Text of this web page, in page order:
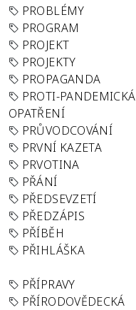
PROBLÉMY
PROGRAM
PROJEKT
PROJEKTY
PROPAGANDA
PROTI-PANDEMICKÁ
OPATŘENÍ
PRŮVODCOVÁNÍ
PRVNÍ KAZETA
PRVOTINA
PŘÁNÍ
PŘEDSEVZETÍ
PŘEDZÁPIS
PŘÍBĚH
PŘIHLÁŠKA
PŘÍPRAVY
PŘÍRODOVĚDECKÁ